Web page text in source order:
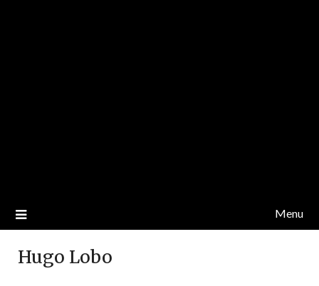
Menu
Hugo Lobo